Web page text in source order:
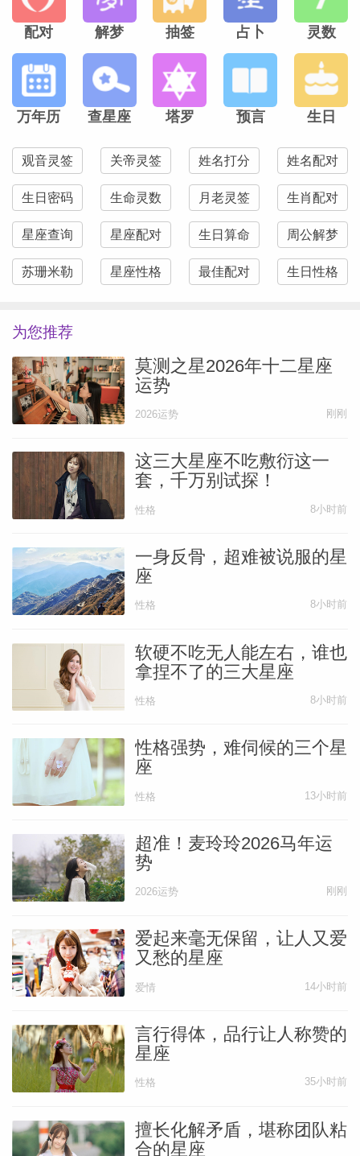
配对 解梦 抽签 占卜 灵数
万年历 查星座 塔罗 预言 生日
观音灵签 关帝灵签 姓名打分 姓名配对
生日密码 生命灵数 月老灵签 生肖配对
星座查询 星座配对 生日算命 周公解梦
苏珊米勒 星座性格 最佳配对 生日性格
为您推荐
莫测之星2026年十二星座
运势
2026运势 刚刚
这三大星座不吃敷衍这一
套，千万别试探！
性格 8小时前
一身反骨，超难被说服的星
座
性格 8小时前
软硬不吃无人能左右，谁也
拿捏不了的三大星座
性格 8小时前
性格强势，难伺候的三个星
座
性格 13小时前
超准！麦玲玲2026马年运
势
2026运势 刚刚
爱起来毫无保留，让人又爱
又愁的星座
爱情 14小时前
言行得体，品行让人称赞的
星座
性格 35小时前
擅长化解矛盾，堪称团队粘
合的星座